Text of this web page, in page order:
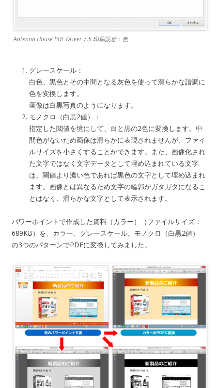
Antenna House PDF Driver 7.5 印刷設定：色
グレースケール：
白色、黒色とその中間となる灰色を使って滑らかな諧調に
色を変換します。
画像は白黒写真のようになります。
モノクロ（白黒2値）：
指定した閾値を境にして、白と黒の2色に変換します。中
間色がないため画像は滑らかに表現されませんが、ファイ
ルサイズを小さくすることができます。また、画像化され
た文字ではなく文字データとして埋め込まれている文字
は、閾値より濃い色であれば黒色の文字として埋め込まれ
ます。画像とは異なるため文字の輪郭がガタガタになるこ
とはなく、滑らかな文字として表示されます。
パワーポイントで作成した資料（カラー）（ファイルサイズ：
689KB）を、カラー、グレースケール、モノクロ（白黒2値）
の3つのパターンでPDFに変換してみました。